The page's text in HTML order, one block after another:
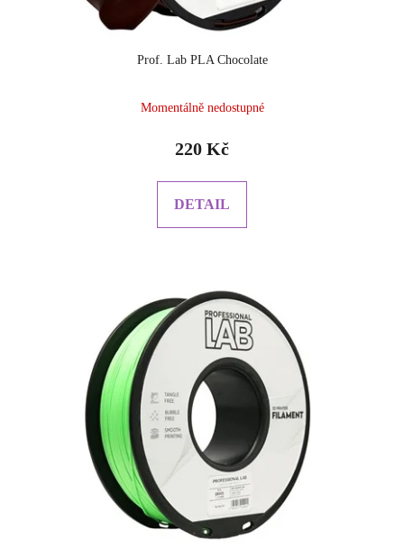
Prof. Lab PLA Chocolate
Momentálně nedostupné
220 Kč
DETAIL